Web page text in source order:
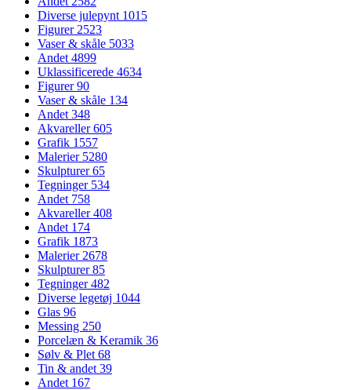
Diverse julepynt 1015
Figurer2523
Vaser & skåle 5033
Andet4899
Uklassificerede 4634
Figurer90
Vaser & skåle 134
Andet348
Akvareller605
Grafik 1557
Malerier 5280
Skulpturer65
Tegninger 534
Andet 758
Akvareller408
Andet 174
Grafik 1873
Malerier2678
Skulpturer85
Tegninger482
Diverse legetøj 1044
Glas 96
Messing 250
Porcelæn & Keramik 36
Sølv & Plet68
Tin & andet39
Andet 167